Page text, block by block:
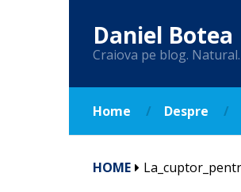
Daniel Botea
Craiova pe blog. Natural.
Home Despre
HOME